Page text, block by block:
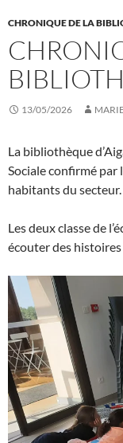
CHRONIQUE DE LA
13/05/2026
La bibliothèque
Sociale confirmé par
habitants du secteur.
Les deux classe de
écouter des